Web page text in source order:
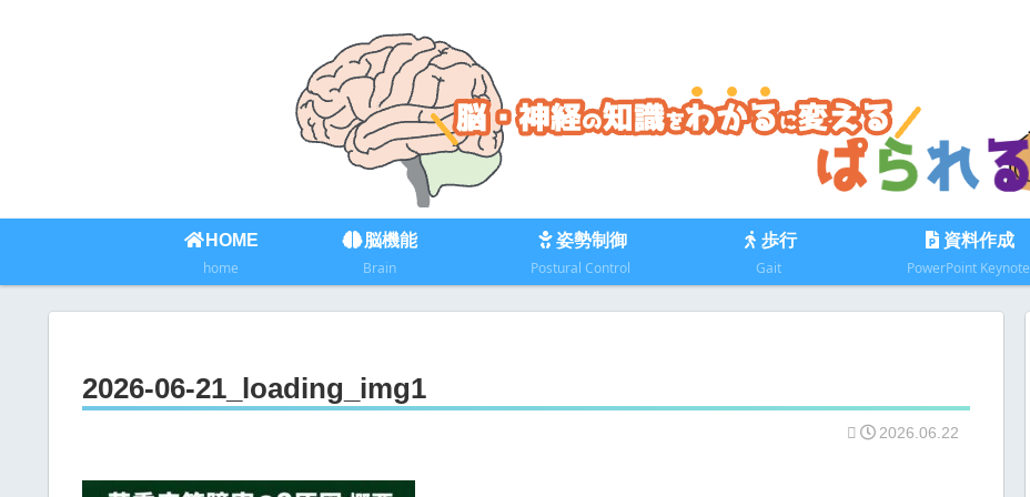
HOME
home
脳機能
Brain
姿勢制御
Postural Control
歩行
Gait
資料作成
PowerPoint Keynote
2026-06-21_loading_img1
2026.06.22